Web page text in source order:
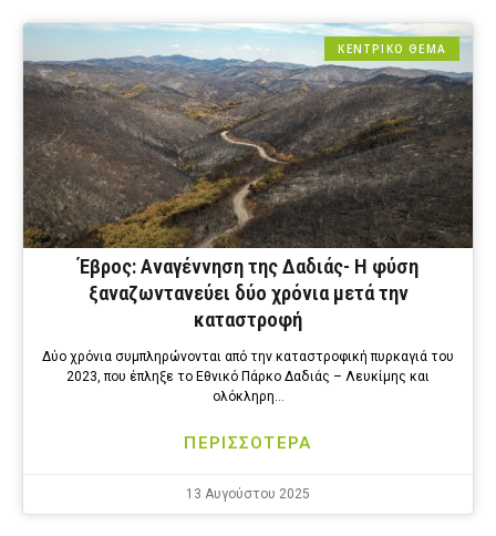
ΚΕΝΤΡΙΚΟ ΘΕΜΑ
Έβρος: Αναγέννηση της Δαδιάς- Η φύση
ξαναζωντανεύει δύο χρόνια μετά την
καταστροφή
Δύο χρόνια συμπληρώνονται από την καταστροφική πυρκαγιά του
2023, που έπληξε το Εθνικό Πάρκο Δαδιάς – Λευκίμης και
ολόκληρη…
ΠΕΡΙΣΣΟΤΕΡΑ
13 Αυγούστου 2025